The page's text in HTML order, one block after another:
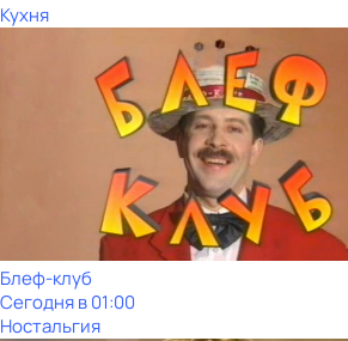
Кухня
Блеф-клуб
Сегодня в 01:00
Ностальгия